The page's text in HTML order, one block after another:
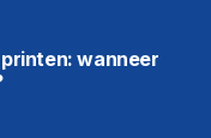
wanneer